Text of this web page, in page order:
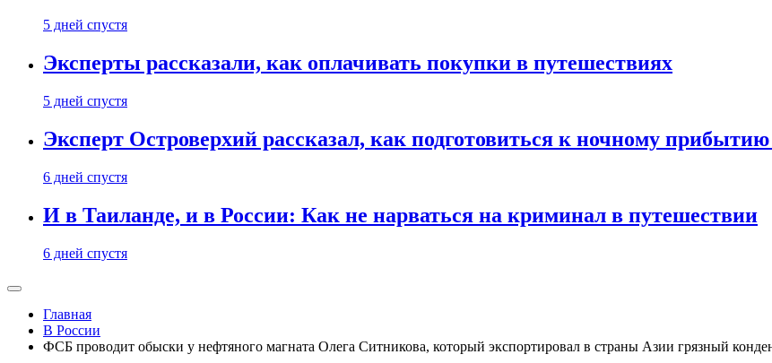
5 дней спустя
Эксперты рассказали, как оплачивать покупки в путешествиях
5 дней спустя
Эксперт Островерхий рассказал, как подготовиться к ночному прибытию
6 дней спустя
И в Таиланде, и в России: Как не нарваться на криминал в путешествии
6 дней спустя
Главная
В России
ФСБ проводит обыски у нефтяного магната Олега Ситникова, который экспортировал в страны Азии грязный